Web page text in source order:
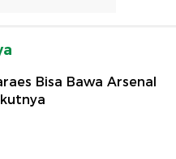
Bisa Bawa Arsenal